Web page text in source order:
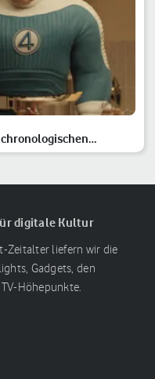
digitale Kultur
Zeitalter liefern wir die
Gadgets, den
Höhepunkte.